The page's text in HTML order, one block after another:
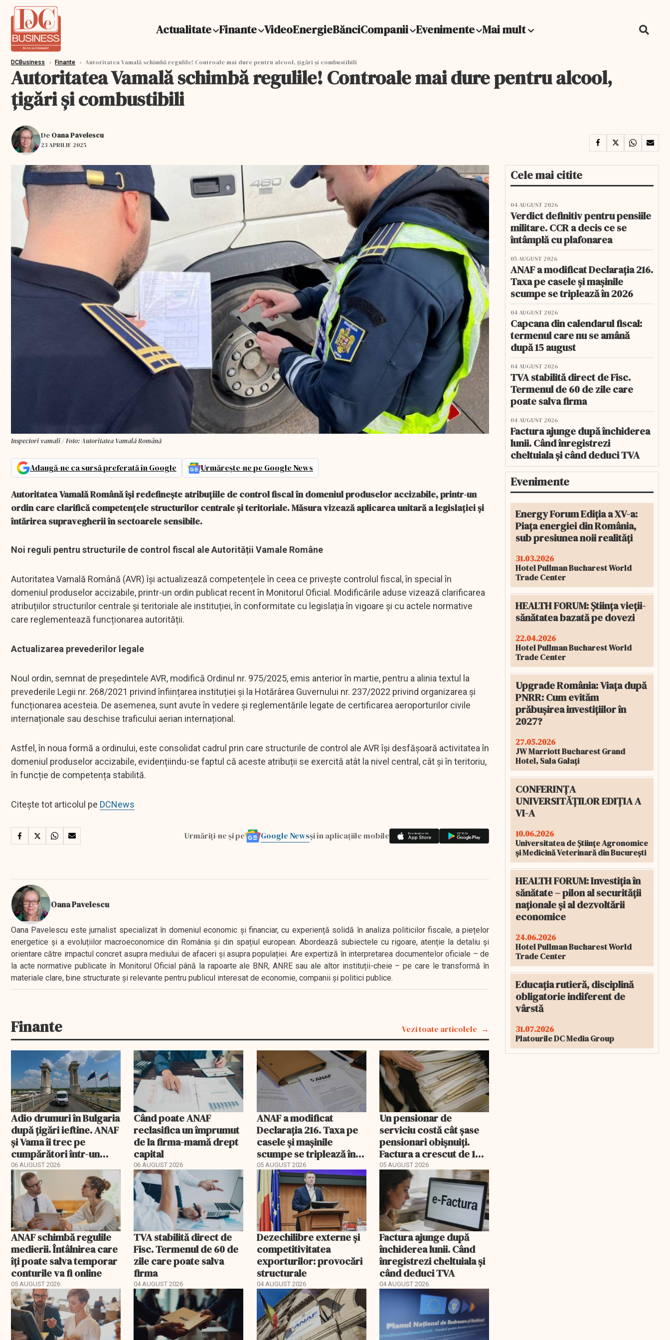
Actualitate Finante VideoEnergieBănciCompanii Evenimente Mai mult
DCBusiness › Finante › Autoritatea Vamală schimbă regulile! Controale mai dure pentru alcool, țigări și combustibili
Autoritatea Vamală schimbă regulile! Controale mai dure pentru alcool,
țigări și combustibili
De Oana Pavelescu
23 APRILIE 2025
Inspectori vamali / Foto: Autoritatea Vamală Română
Adaugă-ne ca sursă preferată în Google Urmărește-ne pe Google News
Autoritatea Vamală Română își redefinește atribuțiile de control fiscal în domeniul produselor accizabile, printr-un
ordin care clarifică competențele structurilor centrale și teritoriale. Măsura vizează aplicarea unitară a legislației și
întărirea supravegherii în sectoarele sensibile.
Noi reguli pentru structurile de control fiscal ale Autorității Vamale Române
Autoritatea Vamală Română (AVR) își actualizează competențele în ceea ce privește controlul fiscal, în special în
domeniul produselor accizabile, printr-un ordin publicat recent în Monitorul Oficial. Modificările aduse vizează clarificarea
atribuțiilor structurilor centrale și teritoriale ale instituției, în conformitate cu legislația în vigoare și cu actele normative
care reglementează funcționarea autorității.
Actualizarea prevederilor legale
Noul ordin, semnat de președintele AVR, modifică Ordinul nr. 975/2025, emis anterior în martie, pentru a alinia textul la
prevederile Legii nr. 268/2021 privind înființarea instituției și la Hotărârea Guvernului nr. 237/2022 privind organizarea și
funcționarea acesteia. De asemenea, sunt avute în vedere și reglementările legate de certificarea aeroporturilor civile
internaționale sau deschise traficului aerian internațional.
Astfel, în noua formă a ordinului, este consolidat cadrul prin care structurile de control ale AVR își desfășoară activitatea în
domeniul produselor accizabile, evidențiindu-se faptul că aceste atribuții se exercită atât la nivel central, cât și în teritoriu,
în funcție de competența stabilită.
Citește tot articolul pe DCNews
Urmăriți-ne și pe Google Newsși în aplicațiile mobile
Oana Pavelescu
Oana Pavelescu este jurnalist specializat în domeniul economic și financiar, cu experiență solidă în analiza politicilor fiscale, a piețelor
energetice și a evoluțiilor macroeconomice din România și din spațiul european. Abordează subiectele cu rigoare, atenție la detaliu și
orientare către impactul concret asupra mediului de afaceri și asupra populației. Are expertiză în interpretarea documentelor oficiale – de
la acte normative publicate în Monitorul Oficial până la rapoarte ale BNR, ANRE sau ale altor instituții-cheie – pe care le transformă în
materiale clare, bine structurate și relevante pentru publicul interesat de economie, companii și politici publice.
Finante Vezi toate articolele
Adio drumuri în Bulgaria
după țigări ieftine. ANAF
și Vama îi trec pe
cumpărători într-un
registru electronic
06 AUGUST 2026
Când poate ANAF
reclasifica un împrumut
de la firma-mamă drept
capital
06 AUGUST 2026
ANAF a modificat
Declarația 216. Taxa pe
casele și mașinile
scumpe se triplează în
2026
05 AUGUST 2026
Un pensionar de
serviciu costă cât șase
pensionari obișnuiți.
Factura a crescut de 14
ori mai repede
05 AUGUST 2026
ANAF schimbă regulile
medierii. Întâlnirea care
îți poate salva temporar
conturile va fi online
05 AUGUST 2026
TVA stabilită direct de
Fisc. Termenul de 60 de
zile care poate salva
firma
04 AUGUST 2026
Dezechilibre externe și
competitivitatea
exporturilor: provocări
structurale
04 AUGUST 2026
Factura ajunge după
închiderea lunii. Când
înregistrezi cheltuiala și
când deduci TVA
04 AUGUST 2026
Cele mai citite
04 AUGUST 2026
Verdict definitiv pentru pensiile
militare. CCR a decis ce se
întâmplă cu plafonarea
05 AUGUST 2026
ANAF a modificat Declarația 216.
Taxa pe casele și mașinile
scumpe se triplează în 2026
04 AUGUST 2026
Capcana din calendarul fiscal:
termenul care nu se amână
după 15 august
04 AUGUST 2026
TVA stabilită direct de Fisc.
Termenul de 60 de zile care
poate salva firma
04 AUGUST 2026
Factura ajunge după închiderea
lunii. Când înregistrezi
cheltuiala și când deduci TVA
Evenimente
Energy Forum Ediția a XV-a:
Piața energiei din România,
sub presiunea noii realități
31.03.2026
Hotel Pullman Bucharest World
Trade Center
HEALTH FORUM: Știința vieții-
sănătatea bazată pe dovezi
22.04.2026
Hotel Pullman Bucharest World
Trade Center
Upgrade România: Viața după
PNRR: Cum evităm
prăbușirea investițiilor în
2027?
27.05.2026
JW Marriott Bucharest Grand
Hotel, Sala Galați
CONFERINȚA
UNIVERSITĂȚILOR EDIȚIA A
VI-A
10.06.2026
Universitatea de Științe Agronomice
și Medicină Veterinară din București
HEALTH FORUM: Investiția în
sănătate – pilon al securității
naționale și al dezvoltării
economice
24.06.2026
Hotel Pullman Bucharest World
Trade Center
Educația rutieră, disciplină
obligatorie indiferent de
vârstă
31.07.2026
Platourile DC Media Group